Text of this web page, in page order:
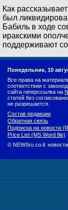
Как
был
Бабиль в ходе
иракскими
поддерживают
Понедельник, 10
Все права на
соответствии с
сайта гиперссылка на
статей без
не разрешается.
Состав редакции
Обратная связь
Подписка на новости
Price List (MS Word file)
© NEWSru.co.il: